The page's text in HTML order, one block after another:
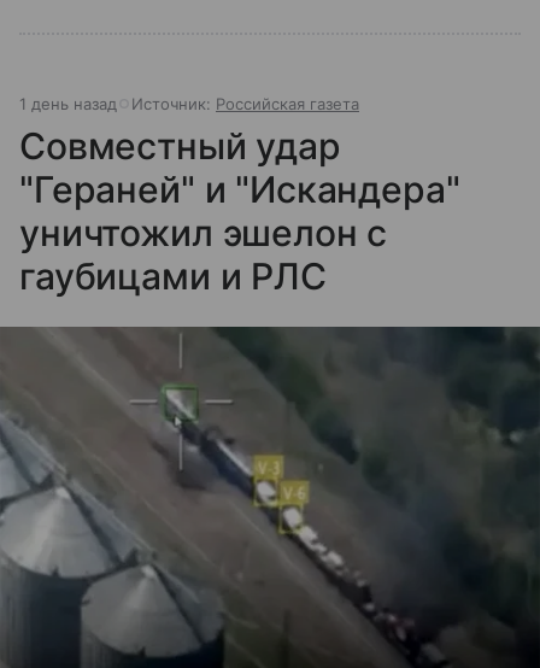
1 день назад Источник: Российская газета
Совместный удар
"Гераней" и "Искандера"
уничтожил эшелон с
гаубицами и РЛС